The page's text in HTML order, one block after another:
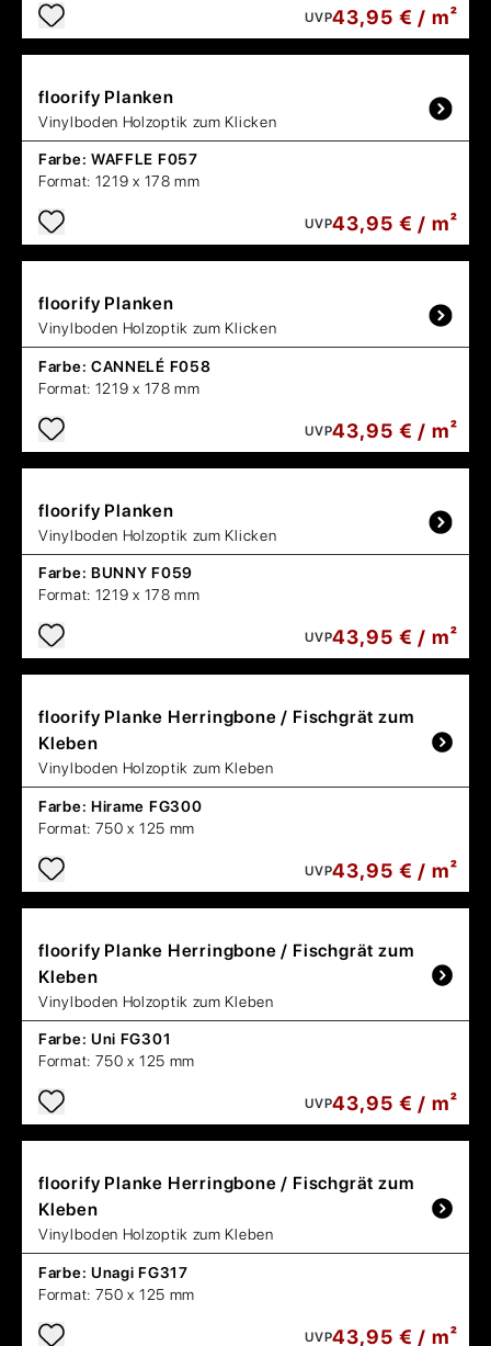
UVP43,95 € / m²
floorify Planken
Vinylboden Holzoptik zum Klicken
Farbe: WAFFLE F057
Format: 1219 x 178 mm
UVP43,95 € / m²
floorify Planken
Vinylboden Holzoptik zum Klicken
Farbe: CANNELÉ F058
Format: 1219 x 178 mm
UVP43,95 € / m²
floorify Planken
Vinylboden Holzoptik zum Klicken
Farbe: BUNNY F059
Format: 1219 x 178 mm
UVP43,95 € / m²
floorify Planke Herringbone / Fischgrät zum
Kleben
Vinylboden Holzoptik zum Kleben
Farbe: Hirame FG300
Format: 750 x 125 mm
UVP43,95 € / m²
floorify Planke Herringbone / Fischgrät zum
Kleben
Vinylboden Holzoptik zum Kleben
Farbe: Uni FG301
Format: 750 x 125 mm
UVP43,95 € / m²
floorify Planke Herringbone / Fischgrät zum
Kleben
Vinylboden Holzoptik zum Kleben
Farbe: Unagi FG317
Format: 750 x 125 mm
UVP43,95 € / m²